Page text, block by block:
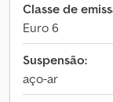
Classe de
Euro 6
Suspensão:
aço-ar